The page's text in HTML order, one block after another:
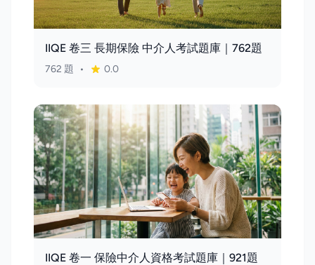
IIQE 卷三 長期保險 中介人考試題庫｜762題
762 題 • 0.0
IIQE 卷一 保險中介人資格考試題庫｜921題